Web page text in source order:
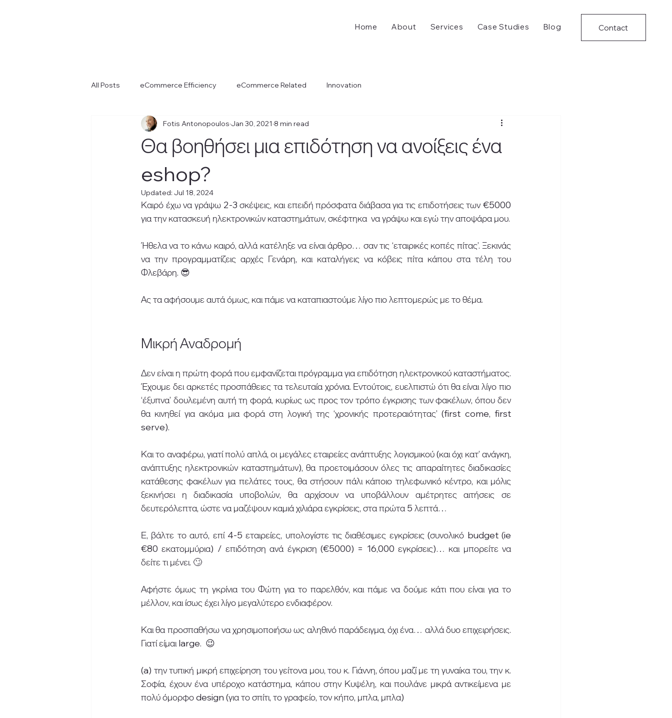
Contact
Home About Services Case Studies Blog
All Posts eCommerce Efficiency eCommerce Related Innovation
Θα βοηθήσει μια επιδότηση να ανοίξεις ένα
eshop?
Fotis Antonopoulos Jan 30, 2021 8 min read
Updated: Jul 18, 2024
Καιρό έχω να γράψω 2-3 σκέψεις, και επειδή πρόσφατα διάβασα για τις επιδοτήσεις των €5000
Ήθελα να το κάνω καιρό, αλλά κατέληξε να είναι άρθρο… σαν τις ‘εταιρικές κοπές πίτας’. Ξεκινάς
να την προγραμματίζεις αρχές Γενάρη, και καταλήγεις να κόβεις πίτα κάπου στα τέλη του
Φλεβάρη. 😎
Ας τα αφήσουμε αυτά όμως, και πάμε να καταπιαστούμε λίγο πιο λεπτομερώς με το θέμα.
Μικρή Αναδρομή
Δεν είναι η πρώτη φορά που εμφανίζεται πρόγραμμα για επιδότηση ηλεκτρονικού καταστήματος.
Έχουμε δει αρκετές προσπάθειες τα τελευταία χρόνια. Εντούτοις, ευελπιστώ ότι θα είναι λίγο πιο
‘έξυπνα’ δουλεμένη αυτή τη φορά, κυρίως ως προς τον τρόπο έγκρισης των φακέλων, όπου δεν
θα κινηθεί για ακόμα μια φορά στη λογική της ‘χρονικής προτεραιότητας’ (first come, first
serve).
Και το αναφέρω, γιατί πολύ απλά, οι μεγάλες εταιρείες ανάπτυξης λογισμικού (και όχι κατ’ ανάγκη,
ανάπτυξης ηλεκτρονικών καταστημάτων), θα προετοιμάσουν όλες τις απαραίτητες διαδικασίες
κατάθεσης φακέλων για πελάτες τους, θα στήσουν πάλι κάποιο τηλεφωνικό κέντρο, και μόλις
ξεκινήσει η διαδικασία υποβολών, θα αρχίσουν να υποβάλλουν αμέτρητες αιτήσεις σε
δευτερόλεπτα, ώστε να μαζέψουν καμιά χιλιάρα εγκρίσεις, στα πρώτα 5 λεπτά…
Ε, βάλτε το αυτό, επί 4-5 εταιρείες, υπολογίστε τις διαθέσιμες εγκρίσεις (συνολικό budget (ie
€80 εκατομμύρια) / επιδότηση ανά έγκριση (€5000) = 16,000 εγκρίσεις)… και μπορείτε να
δείτε τι μένει. 🙄
Αφήστε όμως τη γκρίνια του Φώτη για το παρελθόν, και πάμε να δούμε κάτι που είναι για το
μέλλον, και ίσως έχει λίγο μεγαλύτερο ενδιαφέρον.
Και θα προσπαθήσω να χρησιμοποιήσω ως αληθινό παράδειγμα, όχι ένα… αλλά δυο επιχειρήσεις.
Γιατί είμαι large.  😉
(a) την τυπική μικρή επιχείρηση του γείτονα μου, του κ. Γιάννη, όπου μαζί με τη γυναίκα του, την κ.
Σοφία, έχουν ένα υπέροχο κατάστημα, κάπου στην Κυψέλη, και πουλάνε μικρά αντικείμενα με
πολύ όμορφο design (για το σπίτι, το γραφείο, τον κήπο, μπλα, μπλα)